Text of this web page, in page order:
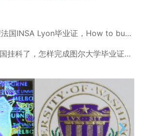
怎样办理法国INSA Lyon毕业证，How to buy a fake INSA Lyon degree?
留学法国挂科了，怎样完成图尔大学毕业证办理？